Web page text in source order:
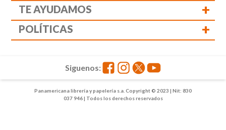
TE AYUDAMOS +
POLÍTICAS +
Panamericana librería y papelería s.a. Copyright © 2023 | Nit: 830
037 946 | Todos los derechos reservados
Siguenos: